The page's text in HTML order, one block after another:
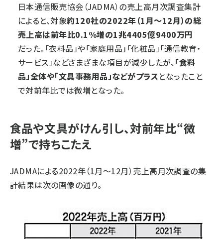
日本通信販売協会（JADMA）の売上高月次調査集計
によると、対象約120社の2022年（1月～12月）の総
売上高は前年比0.1%増の1兆4405億9400万円
だった。「衣料品」や「家庭用品」「化粧品」「通信教育・
サービス」などさまざまな項目が減少したが、「食料
品」全体や「文具事務用品」などがプラスとなったこと
で対前年比では微増となった。
食品や文具がけん引し、対前年比“微
増”で持ちこたえ
JADMAによる2022年（1月～12月）売上高月次調査の集
計結果は次の画像の通り。